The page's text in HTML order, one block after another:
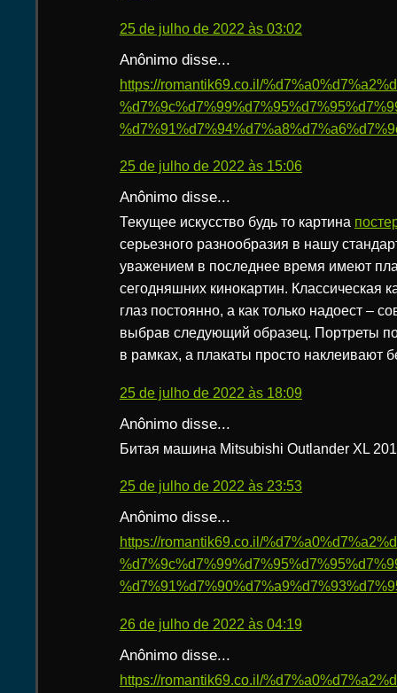
25 de julho de 2022 às 03:02
Anônimo disse...
https://romantik69.co.il/
25 de julho de 2022 às 15:06
Anônimo disse...
Текущее искусство будь то картина
серьезного разнообразия в нашу
уважением в последнее время имеют
сегодняшних кинокартин. Классическая
глаз постоянно, а как только надоест –
выбрав следующий образец. Портреты
в рамках, а плакаты просто наклеивают
25 de julho de 2022 às 18:09
Anônimo disse...
Битая машина Mitsubishi Outlander XL
25 de julho de 2022 às 23:53
Anônimo disse...
https://romantik69.co.il/
26 de julho de 2022 às 04:19
Anônimo disse...
https://romantik69.co.il/